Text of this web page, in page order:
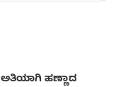
ಅತಿಯಾಗಿ ಹಣ್ಣಾದ